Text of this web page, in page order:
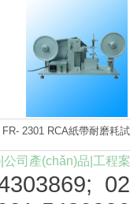
FR- 2301 RCA紙帶耐磨耗
公司產(chǎn)品 工程